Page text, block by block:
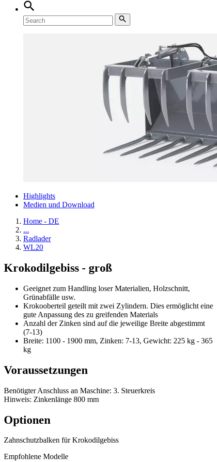
Highlights
Medien und Download
Home - DE
...
Radlader
WL20
Krokodilgebiss - groß
Geeignet zum Handling loser Materialien, Holzschnitt,
Grünabfälle usw.
Krokooberteil geteilt mit zwei Zylindern. Dies ermöglicht eine
gute Anpassung des zu greifenden Materials
Anzahl der Zinken sind auf die jeweilige Breite abgestimmt
(7-13)
Breite: 1100 - 1900 mm, Zinken: 7-13, Gewicht: 225 kg - 365
kg
Voraussetzungen
Benötigter Anschluss an Maschine: 3. Steuerkreis
Hinweis: Zinkenlänge 800 mm
Optionen
Zahnschutzbalken für Krokodilgebiss
Empfohlene Modelle